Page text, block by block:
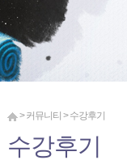
> 커뮤니티 > 수강후기
수강후기